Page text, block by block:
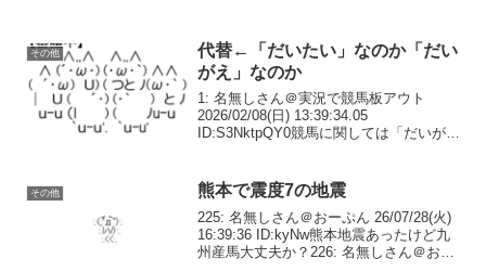
その他
代替←「だいたい」なのか「だい
がえ」なのか
1: 名無しさん＠実況で競馬板アウト
2026/02/08(日) 13:39:34.05
ID:S3NktpQY0競馬に関しては「だいが
13:40:3...
その他 熊本で震度7の地震
225: 名無しさん＠おーぷん 26/07/28(火)
16:39:36 ID:kyNw熊本地震あったけど九
州産馬大丈夫か？226: 名無しさん＠おー